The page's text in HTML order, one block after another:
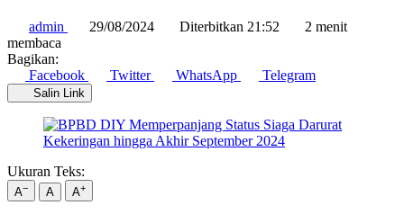
admin 29/08/2024 Diterbitkan 21:52
2 menit
membaca
Bagikan:
Facebook
Twitter WhatsApp Telegram
Salin Link
Ukuran Teks:
A− A A+